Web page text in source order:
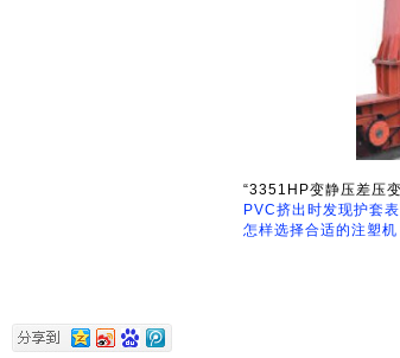
“3351HP变静压差压
PVC挤出时发现护套
怎样选择合适的注塑机